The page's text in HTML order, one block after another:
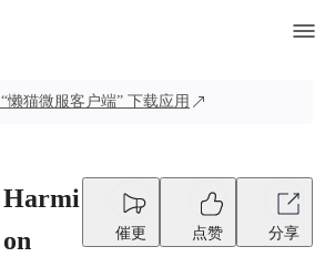
“懒猫微服客户端” 下载应用
Harmi
on
催更 点赞 分享